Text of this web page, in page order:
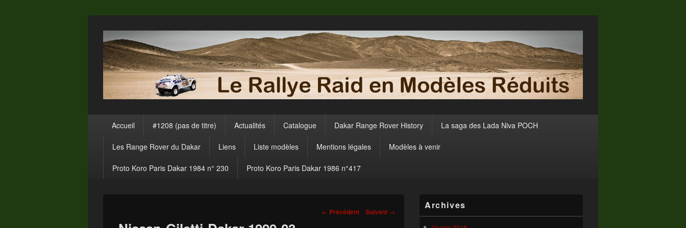
principalAccueil #1208 (pas de titre) Actualités Catalogue Dakar Range Rover History La saga des Lada Niva POCH
Les Range Rover du Dakar Liens Liste modèles Mentions légales Modèles à venir
Proto Koro Paris Dakar 1984 n° 230 Proto Koro Paris Dakar 1986 n°417
Navigation
← Précédent Suivant →
principale
de
widget
Archives